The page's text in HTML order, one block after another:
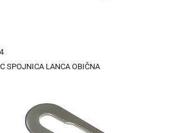
SPOJNICA LANCA OBIČNA